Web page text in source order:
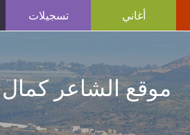
أغاني تسجيلات
موقع الشاعر كمال